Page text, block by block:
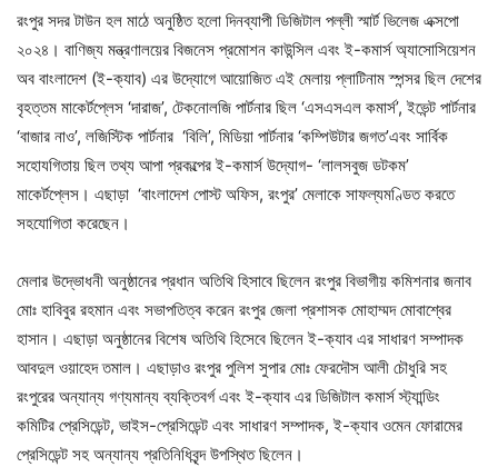
রংপুর সদর টাউন হল মাঠে অনুষ্ঠিত হলো দিনব্যাপী ডিজিটাল পল্লী স্মার্ট ভিলেজ এক্সপো
২০২৪। বাণিজ্য মন্ত্রণালয়ের বিজনেস প্রমোশন কাউন্সিল এবং ই-কমার্স অ্যাসোসিয়েশন
অব বাংলাদেশ (ই-ক্যাব) এর উদ্যোগে আয়োজিত এই মেলায় প্লাটিনাম স্পন্সর ছিল দেশের
বৃহত্তম মাকের্টপ্লেস ‘দারাজ’, টেকনোলজি পার্টনার ছিল ‘এসএসএল কমার্স’, ইভেন্ট পার্টনার
‘বাজার নাও’, লজিস্টিক পার্টনার ‘বিলি’, মিডিয়া পার্টনার ‘কম্পিউটার জগত’এবং সার্বিক
সহোযগিতায় ছিল তথ্য আপা প্রকল্পের ই-কমার্স উদ্যোগ- ‘লালসবুজ ডটকম’
মাকের্টপ্লেস। এছাড়া ‘বাংলাদেশ পোস্ট অফিস, রংপুর’ মেলাকে সাফল্যমণ্ডিত করতে
সহযোগিতা করেছেন।
মেলার উদ্ভোধনী অনুষ্ঠানের প্রধান অতিথি হিসাবে ছিলেন রংপুর বিভাগীয় কমিশনার জনাব
মোঃ হাবিবুর রহমান এবং সভাপতিত্ব করেন রংপুর জেলা প্রশাসক মোহাম্মদ মোবাশ্বের
হাসান। এছাড়া অনুষ্ঠানের বিশেষ অতিথি হিসেবে ছিলেন ই-ক্যাব এর সাধারণ সম্পাদক
আবদুল ওয়াহেদ তমাল। এছাড়াও রংপুর পুলিশ সুপার মোঃ ফেরদৌস আলী চৌধুরি সহ
রংপুরের অন্যান্য গণ্যমান্য ব্যক্তিবর্গ এবং ই-ক্যাব এর ডিজিটাল কমার্স স্ট্যান্ডিং
কমিটির প্রেসিডেন্ট, ভাইস-প্রেসিডেন্ট এবং সাধারণ সম্পাদক, ই-ক্যাব ওমেন ফোরামের
প্রেসিডেন্ট সহ অন্যান্য প্রতিনিধিবৃন্দ উপস্থিত ছিলেন।